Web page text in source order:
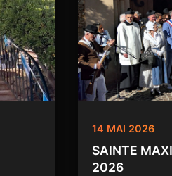
14 MAI 2026
SAINTE
2026